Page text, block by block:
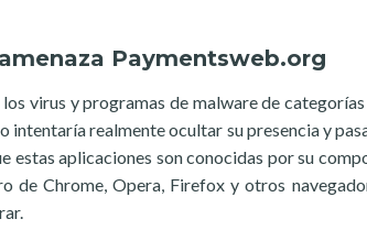
Paymentsweb.org
virus y programas de malware de
intentaría realmente ocultar su presencia y
estas aplicaciones son conocidas por su
de Chrome, Opera, Firefox y otros